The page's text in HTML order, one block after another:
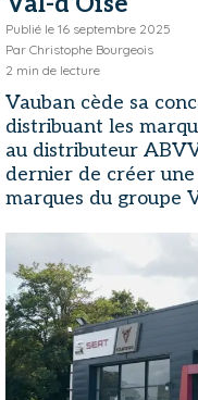
Publié le 16 septembre 2025
Par Christophe Bourgeois
2 min de lecture
Vauban cède sa
distribuant les
au distributeur
dernier de créer
marques du groupe